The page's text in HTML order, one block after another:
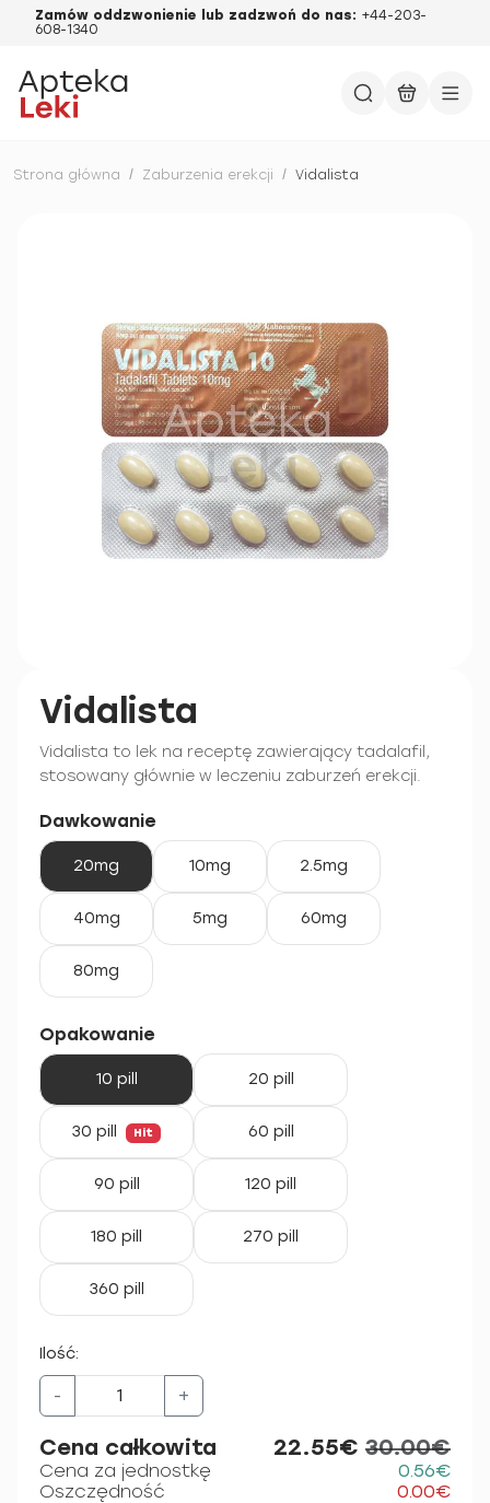
Zamów oddzwonienie lub zadzwoń do nas: +44-203-
608-1340
Strona główna / Zaburzenia erekcji / Vidalista
Vidalista
Vidalista to lek na receptę zawierający tadalafil,
stosowany głównie w leczeniu zaburzeń erekcji.
Dawkowanie
20mg 10mg 2.5mg
40mg 5mg 60mg
80mg
Opakowanie
10 pill 20 pill
30 pill Hit 60 pill
90 pill 120 pill
180 pill 270 pill
360 pill
Ilość:
- +
Cena całkowita 22.55€ 30.00€
Cena za jednostkę
0.56€
Oszczędność
0.00€